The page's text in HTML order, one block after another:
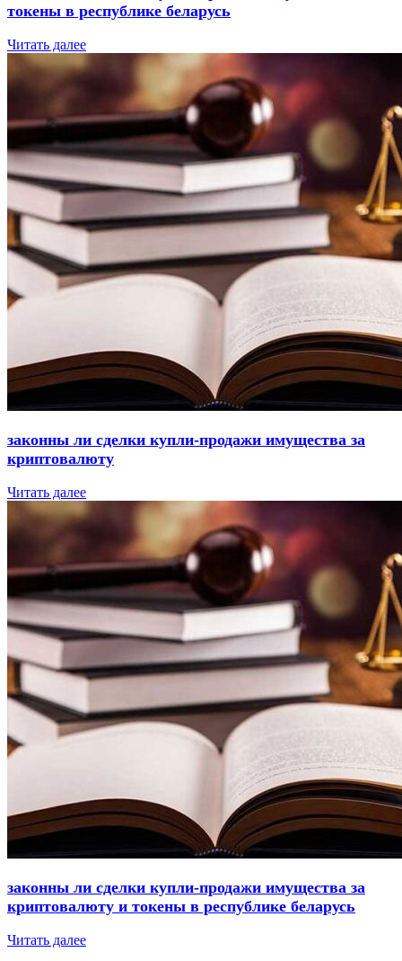
токены в республике беларусь
Читать далее
законны ли сделки купли-продажи имущества за
криптовалюту
Читать далее
законны ли сделки купли-продажи имущества за
криптовалюту и токены в республике беларусь
Читать далее